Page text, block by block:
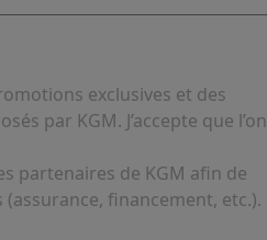
exclusives et des
par KGM. J’accepte que l’on
partenaires de KGM afin de
financement, etc.).